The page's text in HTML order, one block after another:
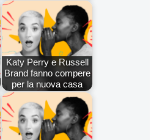
Katy Perry e Russell
Brand fanno compere
per la nuova casa